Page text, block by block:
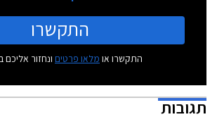
התקשרו
התקשרו או מלאו פרטים ונחזור
תגובות